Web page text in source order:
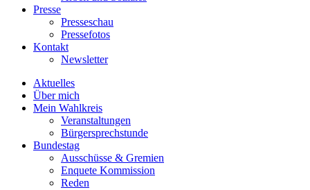
Presse
Presseschau
Pressefotos
Kontakt
Newsletter
Aktuelles
Über mich
Mein Wahlkreis
Veranstaltungen
Bürgersprechstunde
Bundestag
Ausschüsse & Gremien
Enquete Kommission
Reden